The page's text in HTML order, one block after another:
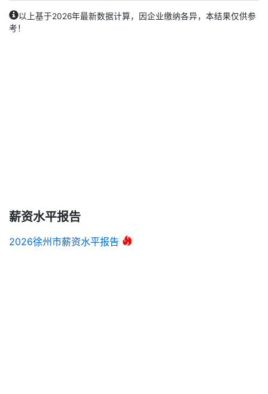
以上基于2026年最新数据计算，因企业缴纳各异，本结果仅供参
考！
薪资水平报告
2026徐州市薪资水平报告